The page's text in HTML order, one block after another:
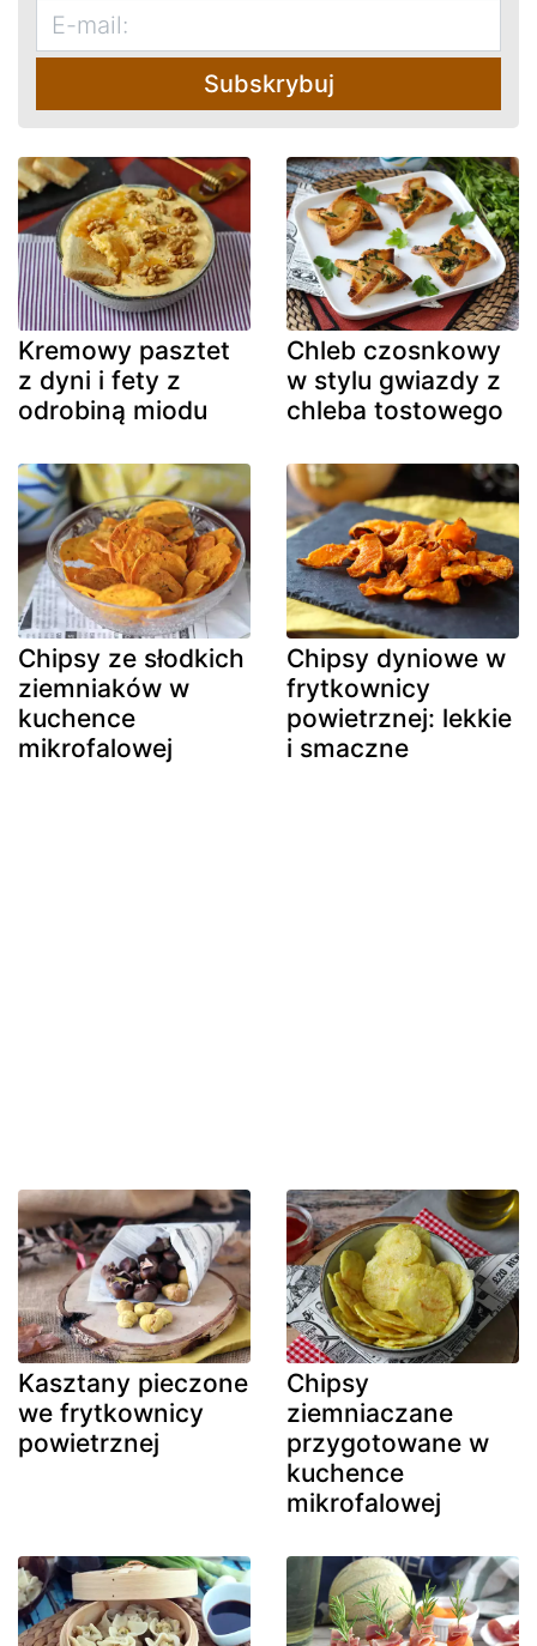
Subskrybuj
Kremowy pasztet
z dyni i fety z
odrobiną miodu
Chleb czosnkowy
w stylu gwiazdy z
chleba tostowego
Chipsy ze słodkich
ziemniaków w
kuchence
mikrofalowej
Chipsy dyniowe w
frytkownicy
powietrznej: lekkie
i smaczne
Kasztany pieczone
we frytkownicy
powietrznej
Chipsy
ziemniaczane
przygotowane w
kuchence
mikrofalowej